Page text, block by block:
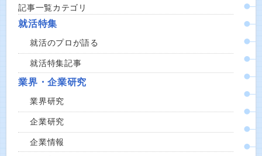
記事一覧カテゴリ
就活特集
就活のプロが語る
就活特集記事
業界・企業研究
業界研究
企業研究
企業情報